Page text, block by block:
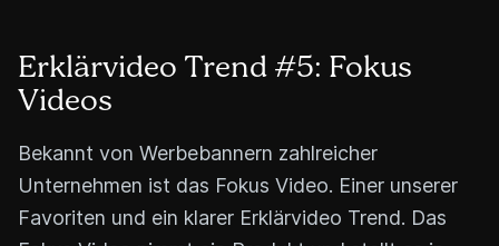
Erklärvideo Trend #5: Fokus
Videos
Bekannt von Werbebannern zahlreicher
Unternehmen ist das Fokus Video. Einer unserer
Favoriten und ein klarer Erklärvideo Trend. Das